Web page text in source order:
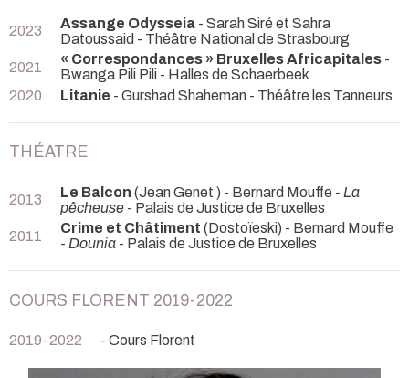
2023 Assange Odysseia - Sarah Siré et Sahra
Datoussaid - Théâtre National de Strasbourg
2021
« Correspondances » Bruxelles Africapitales -
Bwanga Pili Pili - Halles de Schaerbeek
2020
Litanie - Gurshad Shaheman - Théâtre les Tanneurs
THÉATRE
2013 Le Balcon (Jean Genet ) - Bernard Mouffe - La
pêcheuse - Palais de Justice de Bruxelles
2011
Crime et Châtiment (Dostoïeski) - Bernard Mouffe
- Dounia - Palais de Justice de Bruxelles
COURS FLORENT 2019-2022
2019-2022 - Cours Florent